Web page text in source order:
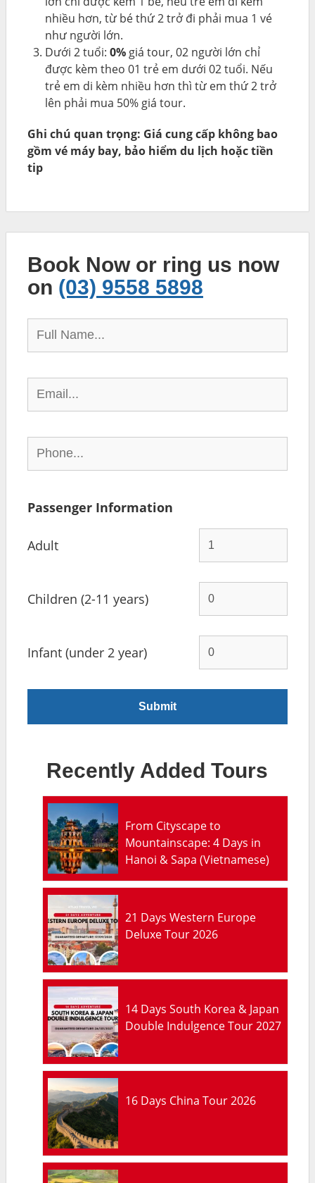
nhiều hơn, từ bé thứ 2 trở đi phải mua 1 vé
như người lớn.
Dưới 2 tuổi: 0%giá tour, 02 người lớn chỉ
được kèm theo 01 trẻ em dưới 02 tuổi. Nếu
trẻ em di kèm nhiều hơn thì từ em thứ 2 trở
lên phải mua 50% giá tour.
Ghi chú quan trọng: Giá cung cấp không bao
gồm vé máy bay, bảo hiểm du lịch hoặc tiền
tip
Book Now or ring us now
on (03) 9558 5898
Passenger Information
Adult
Children (2-11 years)
Infant (under 2 year)
Recently Added Tours
From Cityscape to
Mountainscape: 4 Days in
Hanoi & Sapa (Vietnamese)
21 Days Western Europe
Deluxe Tour 2026
14 Days South Korea & Japan
Double Indulgence Tour 2027
16 Days China Tour 2026